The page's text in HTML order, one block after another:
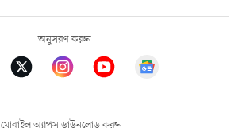
অনুসরণ করুন